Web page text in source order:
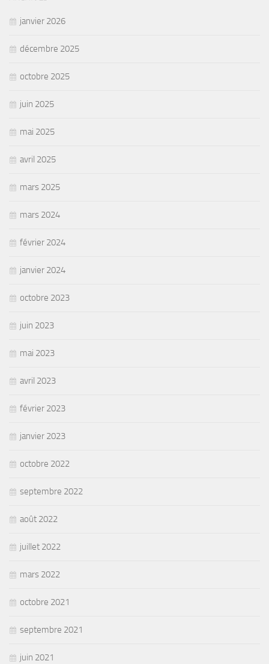
janvier 2026
décembre 2025
octobre 2025
juin 2025
mai 2025
avril 2025
mars 2025
mars 2024
février 2024
janvier 2024
octobre 2023
juin 2023
mai 2023
avril 2023
février 2023
janvier 2023
octobre 2022
septembre 2022
août 2022
juillet 2022
mars 2022
octobre 2021
septembre 2021
juin 2021